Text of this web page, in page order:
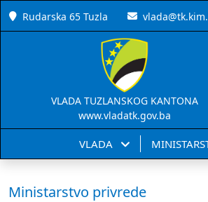
Rudarska 65 Tuzla
VLADA TUZLANSKOG KANTONA
www.vladatk.gov.ba
VLADA
Ministarstvo privrede